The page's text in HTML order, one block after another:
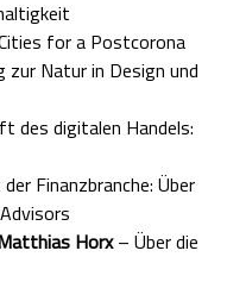
for a Postcorona
zur Natur in Design und
des digitalen Handels:
Finanzbranche: Über
Horx– Über die